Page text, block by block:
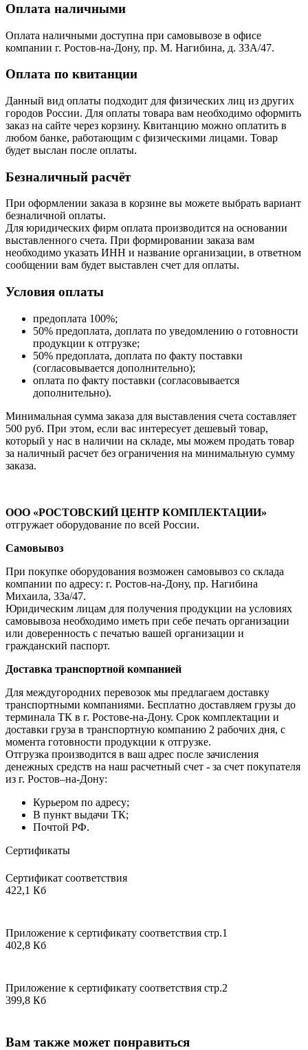
Оплата наличными
Оплата наличными доступна при самовывозе в офисе
компании г. Ростов-на-Дону, пр. М. Нагибина, д. 33А/47.
Оплата по квитанции
Данный вид оплаты подходит для физических лиц из других
городов России. Для оплаты товара вам необходимо оформить
заказ на сайте через корзину. Квитанцию можно оплатить в
любом банке, работающим с физическими лицами. Товар
будет выслан после оплаты.
Безналичный расчёт
При оформлении заказа в корзине вы можете выбрать вариант
безналичной оплаты.
Для юридических фирм оплата производится на основании
выставленного счета. При формировании заказа вам
необходимо указать ИНН и название организации, в ответном
сообщении вам будет выставлен счет для оплаты.
Условия оплаты
предоплата 100%;
50% предоплата, доплата по уведомлению о готовности
продукции к отгрузке;
50% предоплата, доплата по факту поставки
(согласовывается дополнительно);
оплата по факту поставки (согласовывается
дополнительно).
Минимальная сумма заказа для выставления счета составляет
500 руб. При этом, если вас интересует дешевый товар,
который у нас в наличии на складе, мы можем продать товар
за наличный расчет без ограничения на минимальную сумму
заказа.
ООО «РОСТОВСКИЙ ЦЕНТР КОМПЛЕКТАЦИИ»
отгружает оборудование по всей России.
Самовывоз
При покупке оборудования возможен самовывоз со склада
компании по адресу: г. Ростов-на-Дону, пр. Нагибина
Михаила, 33а/47.
Юридическим лицам для получения продукции на условиях
самовывоза необходимо иметь при себе печать организации
или доверенность с печатью вашей организации и
гражданский паспорт.
Доставка транспортной компанией
Для междугородних перевозок мы предлагаем доставку
транспортными компаниями. Бесплатно доставляем грузы до
терминала ТК в г. Ростове-на-Дону. Срок комплектации и
доставки груза в транспортную компанию 2 рабочих дня, с
момента готовности продукции к отгрузке.
Отгрузка производится в ваш адрес после зачисления
денежных средств на наш расчетный счет - за счет покупателя
из г. Ростов–на-Дону:
Курьером по адресу;
В пункт выдачи ТК;
Почтой РФ.
Сертификаты
Сертификат соответствия
422,1 Кб
Приложение к сертификату соответствия стр.1
402,8 Кб
Приложение к сертификату соответствия стр.2
399,8 Кб
Вам также может понравиться